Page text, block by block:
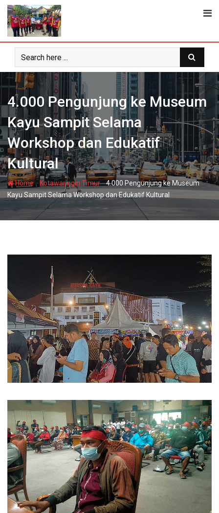
Skip
content
4.000 Pengunjung ke Museum
Kayu Sampit Selama
Workshop dan Edukatif
Kultural
Home-Kotawaringin Timur-4.000 Pengunjung ke Museum
Kayu Sampit Selama Workshop dan Edukatif Kultural